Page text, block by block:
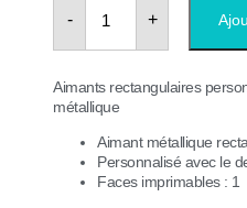
-
Aimants
de
en
métal
rectangulaires
personnalisés
+
Aimants rectangulaires
métallique
Aimant métallique
Personnalisé avec le
Faces imprimables : 1